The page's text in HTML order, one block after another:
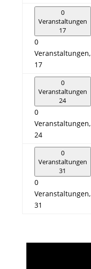
0
Veranstaltungen
17
0
Veranstaltungen,
17
0
Veranstaltungen
24
0
Veranstaltungen,
24
0
Veranstaltungen
31
0
Veranstaltungen,
31